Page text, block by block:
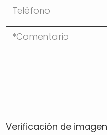
Verificación de imagen